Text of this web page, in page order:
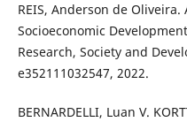
REIS, Anderson de Oliveira.
Socioeconomic
Research, Society and
e352111032547, 2022.
BERNARDELLI, Luan V.